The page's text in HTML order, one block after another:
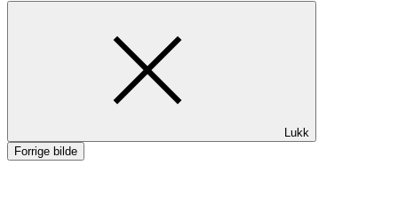
Mat og drikke
Aktiviteter
Lukk
Forrige bilde